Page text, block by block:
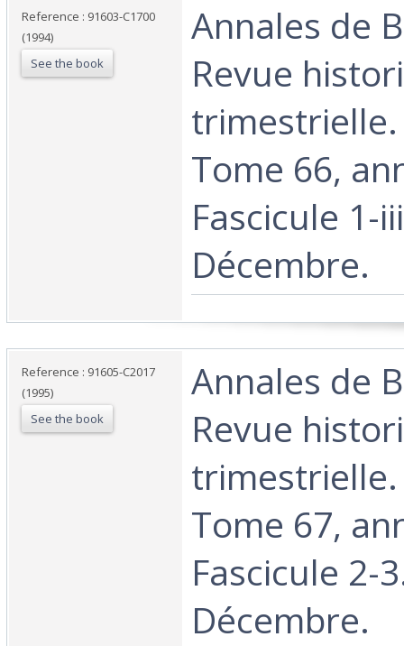
Reference : 91603-C1700
(1994)
See the book
‎Annales de
Revue
trimestrielle.
Tome 66,
Fascicule 1-
Décembre. ‎
Reference : 91605-C2017
(1995)
See the book
‎Annales de
Revue
trimestrielle.
Tome 67,
Fascicule 2-
Décembre. ‎